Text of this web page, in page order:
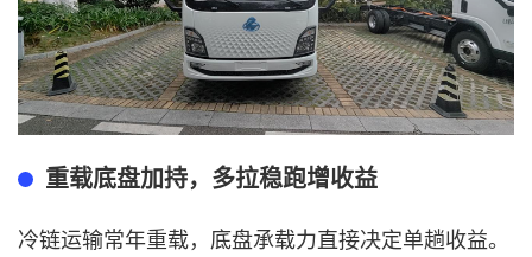
重载底盘加持，多拉稳跑增收益
冷链运输常年重载，底盘承载力直接决定单趟收益。